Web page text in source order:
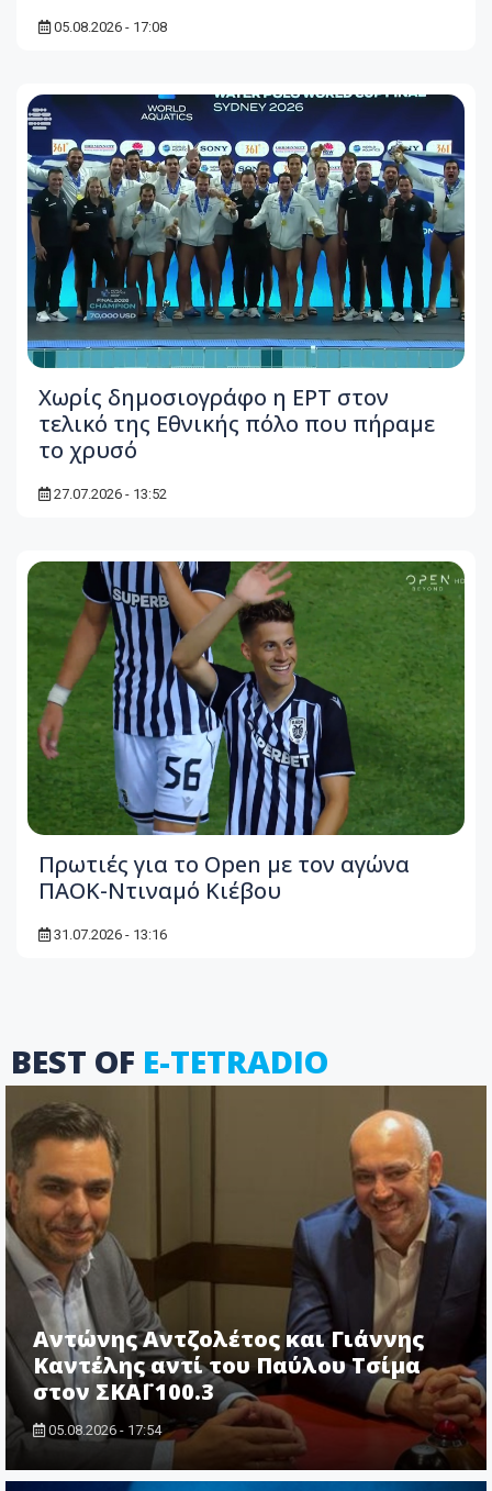
05.08.2026 - 17:08
Χωρίς δημοσιογράφο η ΕΡΤ στον
τελικό της Εθνικής πόλο που πήραμε
το χρυσό
27.07.2026 - 13:52
Πρωτιές για το Open με τον αγώνα
ΠΑΟΚ-Ντιναμό Κιέβου
31.07.2026 - 13:16
BEST OF E-TETRADIO
Αντώνης Αντζολέτος και Γιάννης
Καντέλης αντί του Παύλου Τσίμα
στον ΣΚΑΪ 100.3
05.08.2026 - 17:54